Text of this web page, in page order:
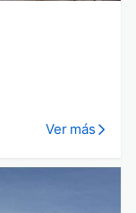
Ver más